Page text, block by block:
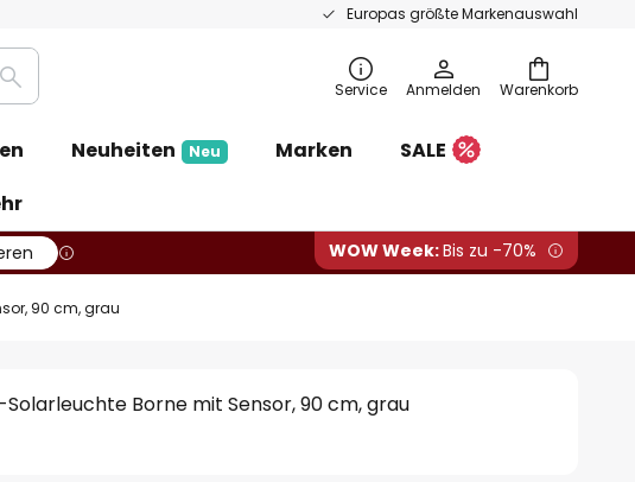
Europas größte Markenauswahl
Warenkorb
Suche Service Anmelden
Neuheiten Neu Marken
SALE
WOW Week:Bis zu -70%
90 cm, grau
Solarleuchte Borne mit Sensor, 90 cm, grau